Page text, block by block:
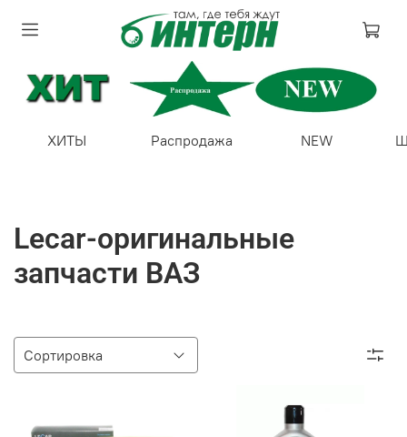
ХИТЫ Распродажа NEW
Lecar-оригинальные
запчасти ВАЗ